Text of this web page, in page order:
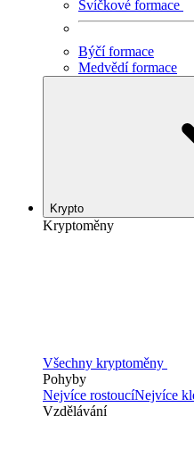
Svíčkové formace
Býčí formace
Medvědí formace
Krypto
Kryptoměny
Všechny kryptoměny
Pohyby
Nejvíce rostoucíNejvíce
Vzdělávání